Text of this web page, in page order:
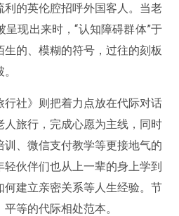
的英伦腔招呼外国客人。当老
呈现出来时，“认知障碍群体”于
的、模糊的符号，过往的刻板
社》则把着力点放在代际对话
人旅行，完成心愿为主线，同时
、微信支付教学等更接地气的
伙伴们也从上一辈的身上学到
何建立亲密关系等人生经验。节
等的代际相处范本。